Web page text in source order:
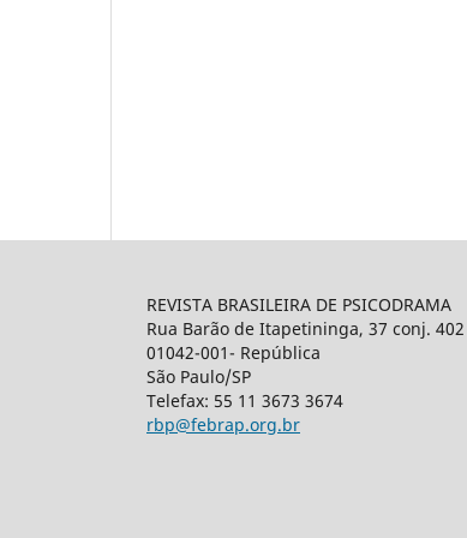
REVISTA BRASILEIRA DE PSICODRAMA
Rua Barão de Itapetininga, 37 conj. 402
01042-001- República
São Paulo/SP
Telefax: 55 11 3673 3674
rbp@febrap.org.br